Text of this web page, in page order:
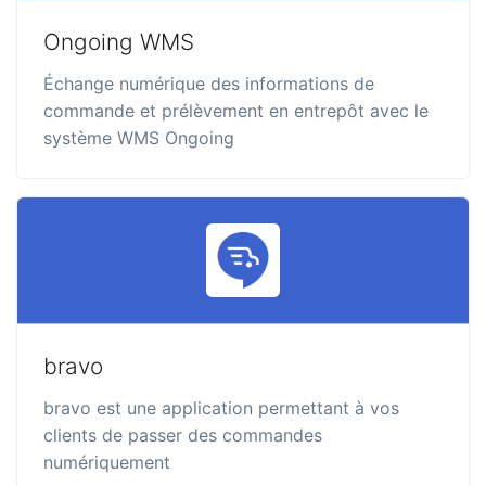
Ongoing WMS
Échange numérique des informations de
commande et prélèvement en entrepôt avec le
système WMS Ongoing
bravo
bravo est une application permettant à vos
clients de passer des commandes
numériquement